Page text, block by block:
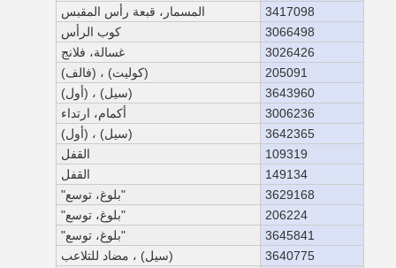
3417098
المسمار، قبعة رأس المقبس
3066498
كوب الرأس
3026426
غسالة، فلانج
205091
(كوليت) ، (فالف)
3643960
(سيل) ، (أول)
3006236
أكمام، ارتداء
3642365
(سيل) ، (أول)
109319
القفل
149134
القفل
3629168
"بلوغ، توسع"
206224
"بلوغ، توسع"
3645841
"بلوغ، توسع"
3640775
(سيل) ، مضاد للتلاعب